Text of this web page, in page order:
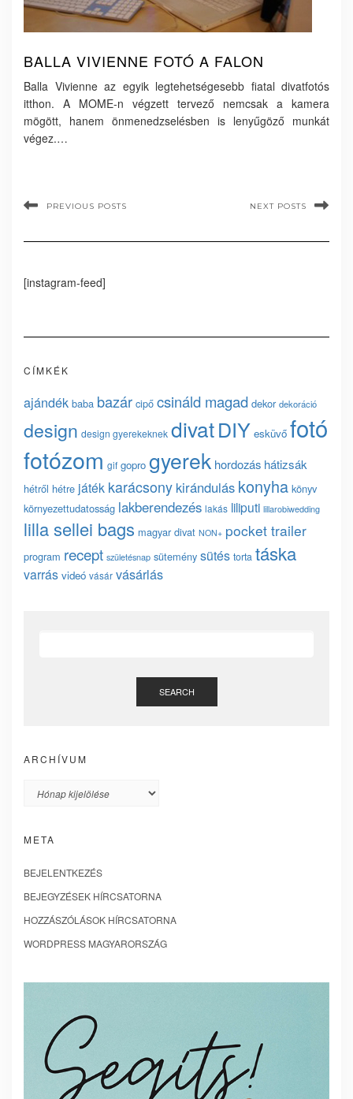
BALLA VIVIENNE FOTÓ A FALON
Balla Vivienne az egyik legtehetségesebb fiatal divatfotós
itthon. A MOME-n végzett tervező nemcsak a kamera
mögött, hanem önmenedzselésben is lenyűgöző munkát
végez.…
PREVIOUS POSTS NEXT POSTS
[instagram-feed]
CÍMKÉK
ajándék baba bazár cipő csináld magad dekor dekoráció
design design gyerekeknek divatDIY esküvő fotó
fotózom gif gopro gyerek hordozás hátizsák
hétről hétre játék karácsony kirándulás konyha könyv
környezettudatosság lakberendezés lakás liliputi lillarobiwedding
lilla sellei bags magyar divat NON+ pocket trailer
program recept születésnap sütemény sütés torta táska
varrás videó vásár vásárlás
SEARCH
ARCHÍVUM
Archívum
META
BEJELENTKEZÉS
BEJEGYZÉSEK HÍRCSATORNA
HOZZÁSZÓLÁSOK HÍRCSATORNA
WORDPRESS MAGYARORSZÁG